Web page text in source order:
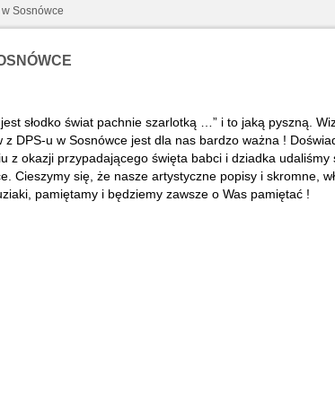
Sosnówce
słodko świat pachnie szarlotką …” i to jaką pyszną.
z DPS-u w Sosnówce jest dla nas bardzo ważna !
z okazji przypadającego święta babci i dziadka
Cieszymy się, że nasze artystyczne popisy i skromne,
pamiętamy i będziemy zawsze o Was pamiętać !